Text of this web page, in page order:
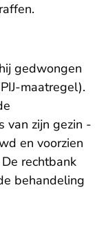
gedwongen
maatregel).
van zijn gezin -
en voorzien
rechtbank
behandeling